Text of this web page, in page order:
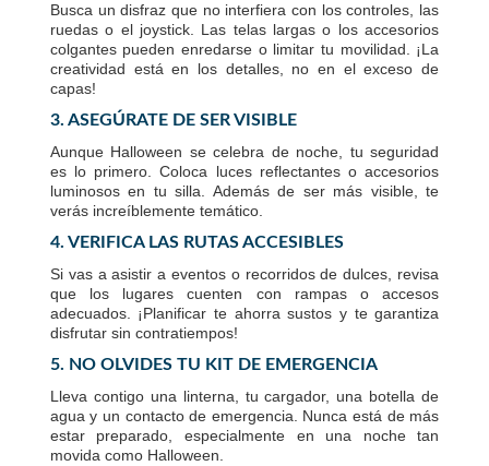
Busca un disfraz que no interfiera con los controles, las
ruedas o el joystick. Las telas largas o los accesorios
colgantes pueden enredarse o limitar tu movilidad. ¡La
creatividad está en los detalles, no en el exceso de
capas!
3. ASEGÚRATE DE SER VISIBLE
Aunque Halloween se celebra de noche, tu seguridad
es lo primero. Coloca luces reflectantes o accesorios
luminosos en tu silla. Además de ser más visible, te
verás increíblemente temático.
4. VERIFICA LAS RUTAS ACCESIBLES
Si vas a asistir a eventos o recorridos de dulces, revisa
que los lugares cuenten con rampas o accesos
adecuados. ¡Planificar te ahorra sustos y te garantiza
disfrutar sin contratiempos!
5. NO OLVIDES TU KIT DE EMERGENCIA
Lleva contigo una linterna, tu cargador, una botella de
agua y un contacto de emergencia. Nunca está de más
estar preparado, especialmente en una noche tan
movida como Halloween.